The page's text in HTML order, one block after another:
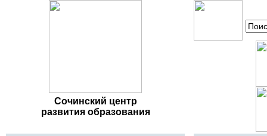
Сочинский центр
развития образования